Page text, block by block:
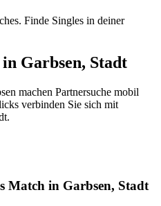
Finde Singles in deiner
Garbsen, Stadt
machen Partnersuche mobil
verbinden Sie sich mit
Match in Garbsen, Stadt